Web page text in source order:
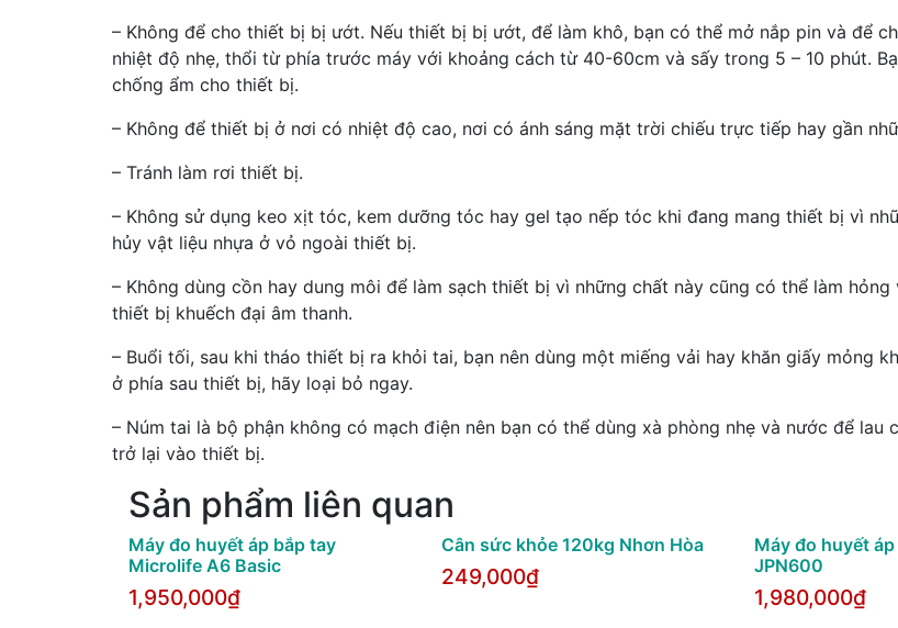
– Không để cho thiết bị bị ướt. Nếu thiết bị bị ướt, để làm khô, bạn có thể mở nắp pin và để
nhiệt độ nhẹ, thổi từ phía trước máy với khoảng cách từ 40-60cm và sấy trong 5 – 10 phút.
chống ẩm cho thiết bị.
– Không để thiết bị ở nơi có nhiệt độ cao, nơi có ánh sáng mặt trời chiếu trực tiếp hay gần
– Tránh làm rơi thiết bị.
– Không sử dụng keo xịt tóc, kem dưỡng tóc hay gel tạo nếp tóc khi đang mang thiết bị vì
hủy vật liệu nhựa ở vỏ ngoài thiết bị.
– Không dùng cồn hay dung môi để làm sạch thiết bị vì những chất này cũng có thể làm
thiết bị khuếch đại âm thanh.
– Buổi tối, sau khi tháo thiết bị ra khỏi tai, bạn nên dùng một miếng vải hay khăn giấy mỏng
ở phía sau thiết bị, hãy loại bỏ ngay.
– Núm tai là bộ phận không có mạch điện nên bạn có thể dùng xà phòng nhẹ và nước để
trở lại vào thiết bị.
Sản phẩm liên quan
Máy đo huyết áp bắp tay
Microlife A6 Basic
1,950,000₫
Cân sức khỏe 120kg Nhơn Hòa
249,000₫
Máy đo huyết
JPN600
1,980,000₫